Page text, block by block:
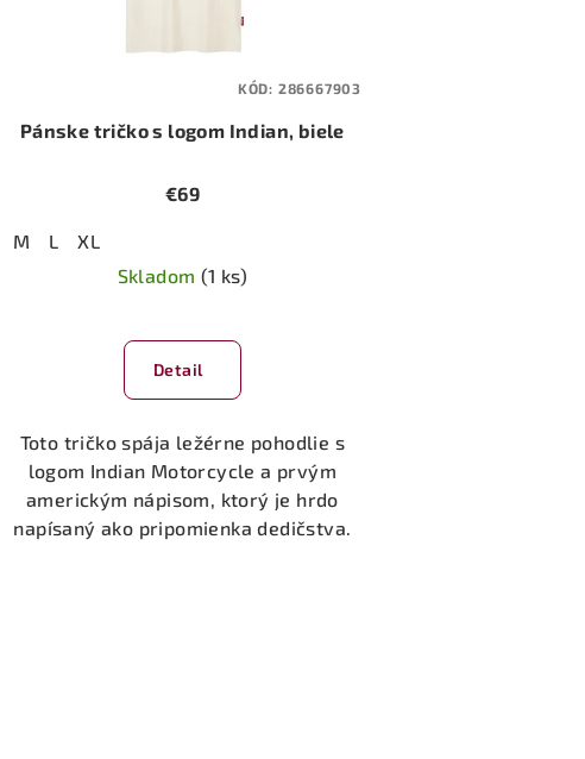
Pánske tričko s logom Indian, biele
€69
M L
XL
Skladom (1 ks)
Detail
Toto tričko spája ležérne pohodlie s
logom Indian Motorcycle a prvým
americkým nápisom, ktorý je hrdo
napísaný ako pripomienka dedičstva.
KÓD: 286667903